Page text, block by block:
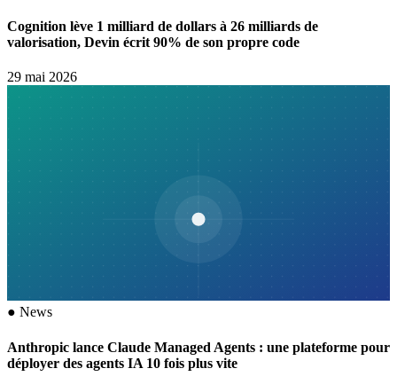
Cognition lève 1 milliard de dollars à 26 milliards de
valorisation, Devin écrit 90% de son propre code
29 mai 2026
● News
Anthropic lance Claude Managed Agents : une plateforme pour
déployer des agents IA 10 fois plus vite